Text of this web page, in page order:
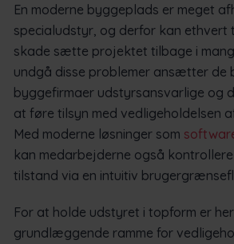
En moderne byggeplads er meget
specialudstyr, og derfor kan ethvert
skade sætte projektet tilbage i
undgå disse problemer ansætter de
byggefirmaer udstyrsansvarlige og
at føre tilsyn med vedligeholdelsen
Med moderne løsninger som
kan medarbejderne også
tilstand via en intuitiv
For at holde udstyret i topform er
grundlæggende ramme for